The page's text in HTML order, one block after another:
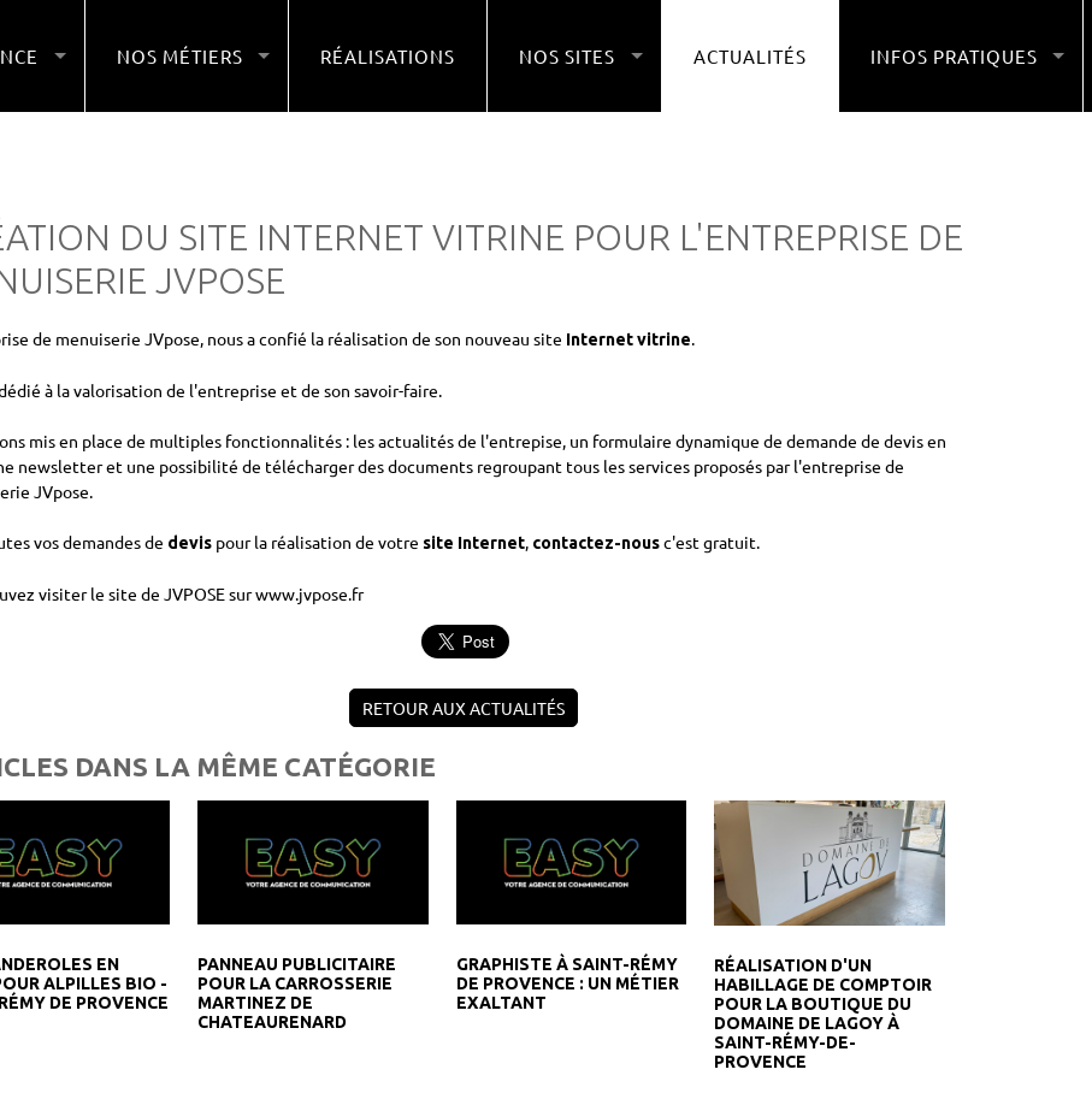
NOS MÉTIERS RÉALISATIONS NOS SITES ACTUALITÉS INFOS PRATIQUES
DU SITE INTERNET VITRINE POUR L'ENTREPRISE DE
JVPOSE
de menuiserie JVpose, nous a confié la réalisation de son nouveau site Internet vitrine.
à la valorisation de l'entreprise et de son savoir-faire.
mis en place de multiples fonctionnalités : les actualités de l'entrepise, un formulaire dynamique de demande de devis en
newsletter et une possibilité de télécharger des documents regroupant tous les services proposés par l'entreprise de
JVpose.
vos demandes de devis pour la réalisation de votre site Internet, contactez-nousc'est gratuit.
visiter le site de JVPOSE sur www.jvpose.fr
RETOUR AUX ACTUALITÉS
DANS LA MÊME CATÉGORIE
EN
ALPILLES BIO -
DE PROVENCE
PANNEAU PUBLICITAIRE
POUR LA CARROSSERIE
MARTINEZ DE
CHATEAURENARD
GRAPHISTE À SAINT-RÉMY
DE PROVENCE : UN MÉTIER
EXALTANT
RÉALISATION D'UN
HABILLAGE DE COMPTOIR
POUR LA BOUTIQUE DU
DOMAINE DE LAGOY À
SAINT-RÉMY-DE-
PROVENCE